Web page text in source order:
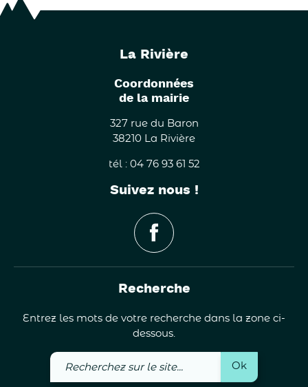
La Rivière
Coordonnées
de la mairie
327 rue du Baron
38210 La Rivière
tél : 04 76 93 61 52
Suivez nous !
Recherche
Entrez les mots de votre recherche dans la zone ci-
dessous.
Recherchez
sur
Ok